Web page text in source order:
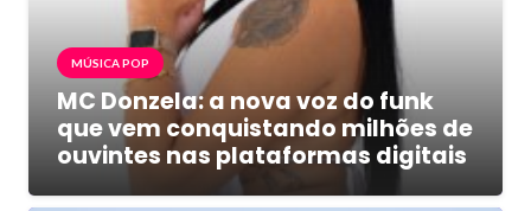
MÚSICA POP
MC Donzela: a nova voz do funk
que vem conquistando milhões de
ouvintes nas plataformas digitais